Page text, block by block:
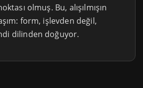
olmuş. Bu, alışılmışın
form, işlevden değil,
dilinden doğuyor.